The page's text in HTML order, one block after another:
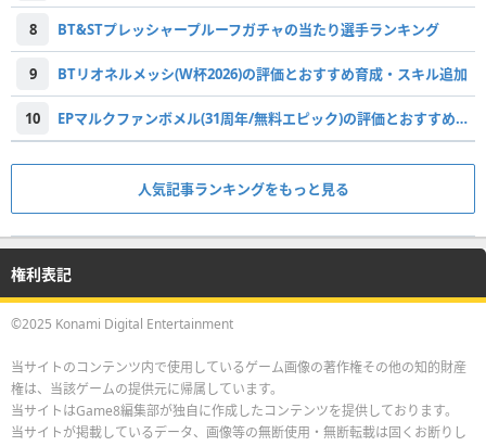
8 BT&STプレッシャープルーフガチャの当たり選手ランキング
9 BTリオネルメッシ(W杯2026)の評価とおすすめ育成・スキル追加
10 EPマルクファンボメル(31周年/無料エピック)の評価とおすすめ育成・スキル追加
人気記事ランキングをもっと見る
権利表記
©2025 Konami Digital Entertainment
当サイトのコンテンツ内で使用しているゲーム画像の著作権その他の知的財産
権は、当該ゲームの提供元に帰属しています。
当サイトはGame8編集部が独自に作成したコンテンツを提供しております。
当サイトが掲載しているデータ、画像等の無断使用・無断転載は固くお断りし